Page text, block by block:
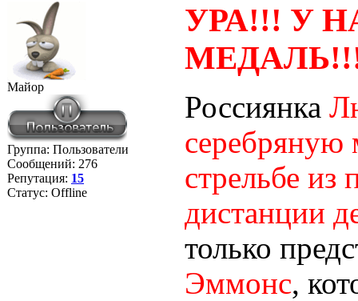
Майор
Группа: Пользователи
Сообщений: 276
Репутация: 15
Статус: Offline
УРА!!! У
Россиянка
серебряную
стрельбе из
дистанции
только
Эммонс,